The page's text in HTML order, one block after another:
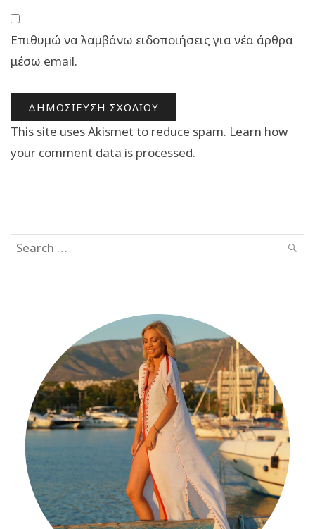
Επιθυμώ να λαμβάνω ειδοποιήσεις για νέα άρθρα
μέσω email.
This site uses Akismet to reduce spam. Learn how
your comment data is processed.
Search
for: